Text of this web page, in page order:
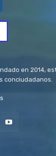
en 2014,
conciudadanos.